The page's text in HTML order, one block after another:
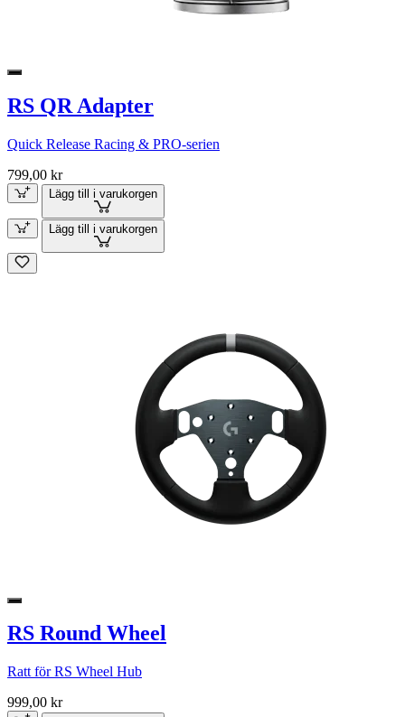
RS QR Adapter
Quick Release Racing & PRO-serien
799,00 kr
Lägg till i varukorgen
Lägg till i varukorgen
RS Round Wheel
Ratt för RS Wheel Hub
999,00 kr